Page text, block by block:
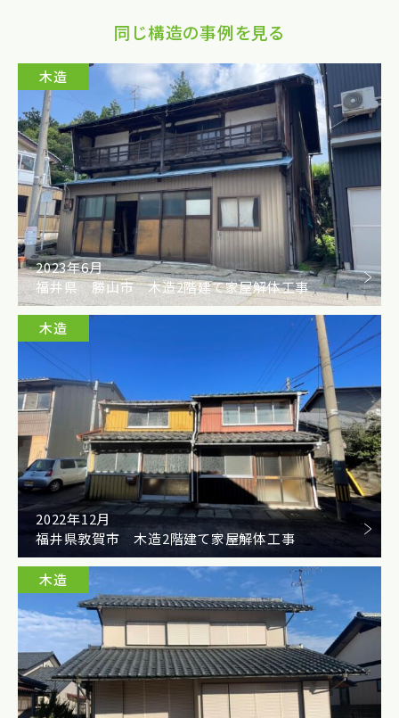
同じ構造の事例を見る
木造
2023年6月
福井県 勝山市 木造2階建て家屋解体工事
木造
2022年12月
福井県敦賀市 木造2階建て家屋解体工事
木造